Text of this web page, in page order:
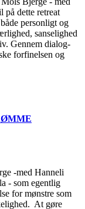
på dette retreat
personligt og
sanselighed
Gennem dialog-
forfinelsen og
-med Hanneli
- som egentlig
for mønstre som
At gøre